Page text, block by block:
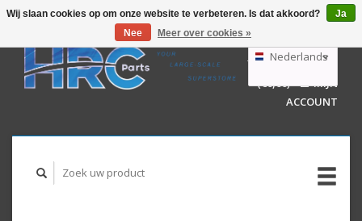
GBP
AUD
Nederlands
Deutsch
English
WINKELWAGEN
(€0,00)
MIJN
ACCOUNT
Wij slaan cookies op om onze website te verbeteren. Is dat akkoord?
Ja
Nee
Meer over cookies »